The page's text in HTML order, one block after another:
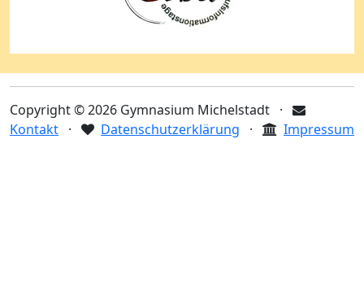
Copyright © 2026 Gymnasium Michelstadt ·
Kontakt · Datenschutzerklärung · Impressum